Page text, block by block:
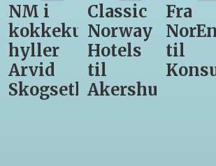
NM i
kokkekunst
hyller
Arvid
Skogseth
Classic
Norway
Hotels
til
Akershus
Fra
til